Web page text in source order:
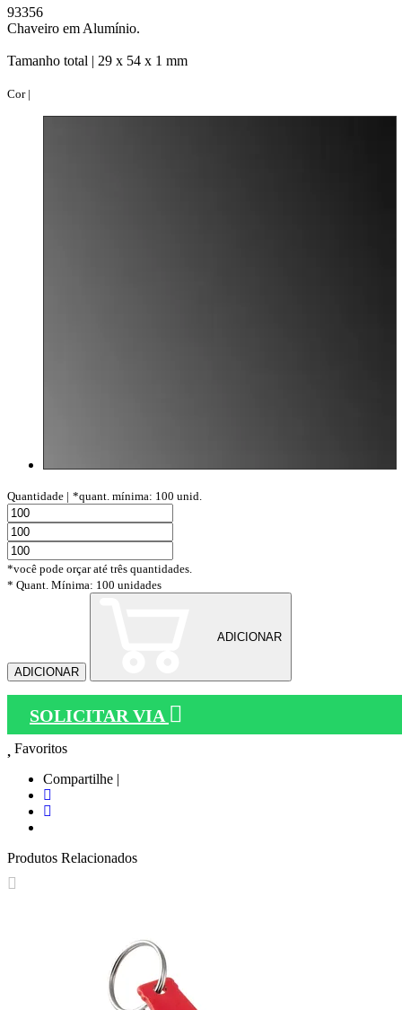
93356
Chaveiro em Alumínio.
Tamanho total | 29 x 54 x 1 mm
Cor |
Quantidade | *quant. mínima: 100 unid.
*você pode orçar até três quantidades.
* Quant. Mínima: 100 unidades
ADICIONAR
ADICIONAR
SOLICITAR VIA
Favoritos
Compartilhe |
Produtos Relacionados